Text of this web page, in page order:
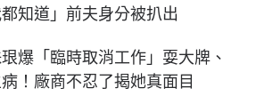
都知道」前夫身分被扒出
爆「臨時取消工作」耍大牌、
！廠商不忍了揭她真面目